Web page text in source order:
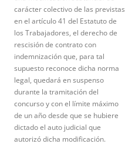
carácter colectivo de las previstas
en el artículo 41 del Estatuto de
los Trabajadores, el derecho de
rescisión de contrato con
indemnización que, para tal
supuesto reconoce dicha norma
legal, quedará en suspenso
durante la tramitación del
concurso y con el límite máximo
de un año desde que se hubiere
dictado el auto judicial que
autorizó dicha modificación.